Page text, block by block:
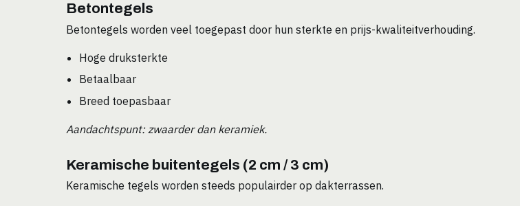
Betontegels
Betontegels worden veel toegepast door hun sterkte en prijs-kwaliteitverhouding.
Hoge druksterkte
Betaalbaar
Breed toepasbaar
Aandachtspunt: zwaarder dan keramiek.
Keramische buitentegels (2 cm / 3 cm)
Keramische tegels worden steeds populairder op dakterrassen.